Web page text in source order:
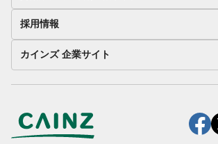
採用情報
カインズ 企業サイト